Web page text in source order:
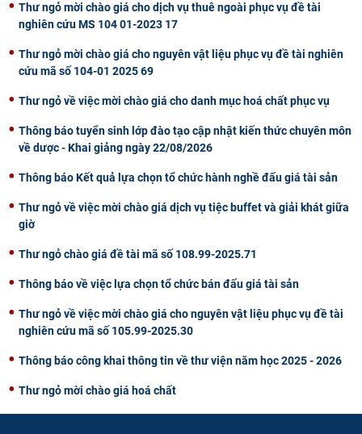
Thư ngỏ mời chào giá cho dịch vụ thuê ngoài phục vụ đề tài
nghiên cứu MS 104 01-2023 17
Thư ngỏ mời chào giá cho nguyên vật liệu phục vụ đề tài nghiên
cứu mã số 104-01 2025 69
Thư ngỏ về việc mời chào giá cho danh mục hoá chất phục vụ
Thông báo tuyển sinh lớp đào tạo cập nhật kiến thức chuyên môn
về dược - Khai giảng ngày 22/08/2026
Thông báo Kết quả lựa chọn tổ chức hành nghề đấu giá tài sản
Thư ngỏ về việc mời chào giá dịch vụ tiệc buffet và giải khát giữa
giờ
Thư ngỏ chào giá đề tài mã số 108.99-2025.71
Thông báo về việc lựa chọn tổ chức bán đấu giá tài sản
Thư ngỏ về việc mời chào giá cho nguyên vật liệu phục vụ đề tài
nghiên cứu mã số 105.99-2025.30
Thông báo công khai thông tin về thư viện năm học 2025 - 2026
Thư ngỏ mời chào giá hoá chất